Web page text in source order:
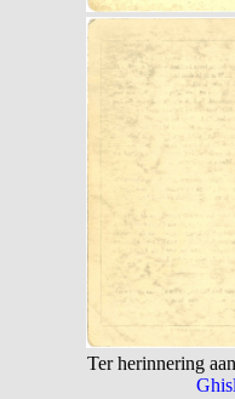
Ter herinnering